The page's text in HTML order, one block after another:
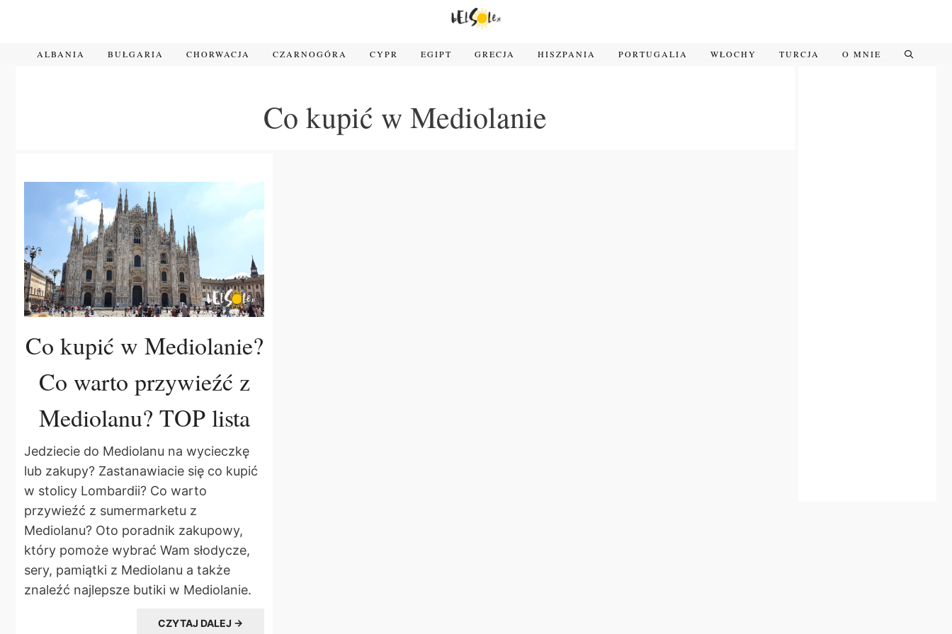
ALBANIA BUŁGARIA CHORWACJA CZARNOGÓRA CYPR EGIPT GRECJA HISZPANIA PORTUGALIA WŁOCHY TURCJA O MNIE
Co kupić w Mediolanie
Co kupić w Mediolanie?
Co warto przywieźć z
Mediolanu? TOP lista
Jedziecie do Mediolanu na wycieczkę
lub zakupy? Zastanawiacie się co kupić
w stolicy Lombardii? Co warto
przywieźć z sumermarketu z
Mediolanu? Oto poradnik zakupowy,
który pomoże wybrać Wam słodycze,
sery, pamiątki z Mediolanu a także
znaleźć najlepsze butiki w Mediolanie.
CZYTAJ DALEJ →